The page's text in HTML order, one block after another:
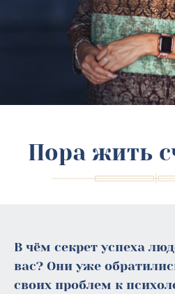
Пора жить
В чём секрет успеха
вас? Они уже
своих проблем к